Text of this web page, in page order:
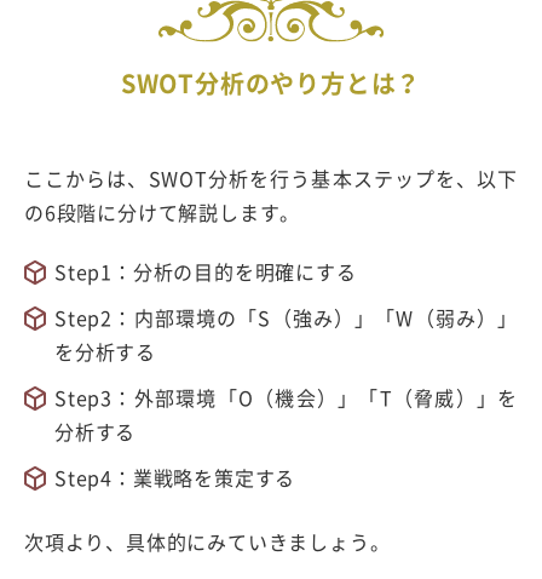
SWOT分析のやり方とは？
ここからは、SWOT分析を行う基本ステップを、以下
の6段階に分けて解説します。
Step1：分析の目的を明確にする
Step2：内部環境の「S（強み）」「W（弱み）」
を分析する
Step3：外部環境「O（機会）」「T（脅威）」を
分析する
Step4：業戦略を策定する
次項より、具体的にみていきましょう。